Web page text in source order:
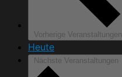
Vorherige Veranstaltungen
Heute
Nächste Veranstaltungen